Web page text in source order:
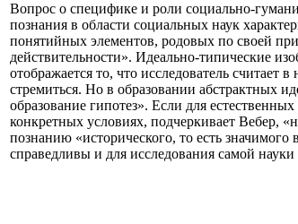
Вопрос о специфике и роли социально-
познания в области социальных наук
понятийных элементов, родовых по своей
действительности». Идеально-типические
отображается то, что исследователь
стремиться. Но в образовании абстрактных
образование гипотез». Если для
конкретных условиях, подчеркивает Вебер,
познанию «исторического, то есть
справедливы и для исследования самой